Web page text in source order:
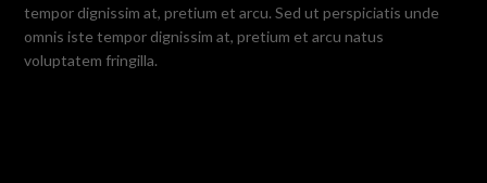
tempor dignissim at, pretium et arcu. Sed ut perspiciatis unde
omnis iste tempor dignissim at, pretium et arcu natus
voluptatem fringilla.